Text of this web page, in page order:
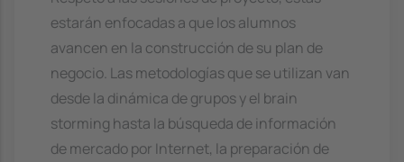
estarán enfocadas a que los alumnos
avancen en la construcción de su plan de
negocio. Las metodologías que se utilizan van
desde la dinámica de grupos y el brain
storming hasta la búsqueda de información
de mercado por Internet, la preparación de